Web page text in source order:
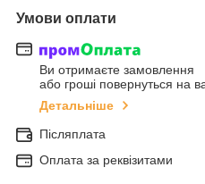
Умови оплати
Ви отримаєте замовлення
або гроші повернуться на
Детальніше
Післяплата
Оплата за реквізитами